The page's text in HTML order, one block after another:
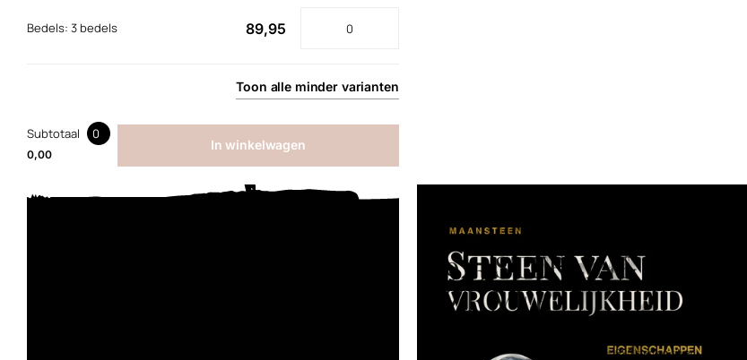
Bedels: 3 bedels 89,95
Toon alle mindervarianten
Subtotaal 0
0,00
In winkelwagen